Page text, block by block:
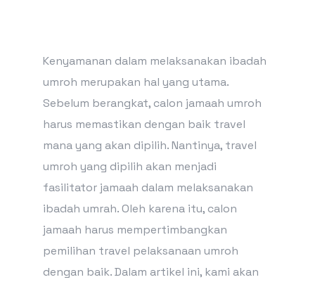
Kenyamanan dalam melaksanakan ibadah
umroh merupakan hal yang utama.
Sebelum berangkat, calon jamaah umroh
harus memastikan dengan baik travel
mana yang akan dipilih. Nantinya, travel
umroh yang dipilih akan menjadi
fasilitator jamaah dalam melaksanakan
ibadah umrah. Oleh karena itu, calon
jamaah harus mempertimbangkan
pemilihan travel pelaksanaan umroh
dengan baik. Dalam artikel ini, kami akan